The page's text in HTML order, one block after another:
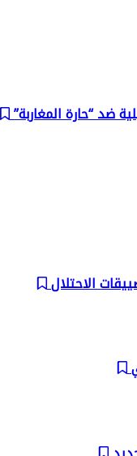
ضد “حارة المغاربة”
الاحتلال